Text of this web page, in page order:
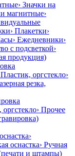
› Значки на
магнитные›
› Плакетки›
› Ежедневники›
с подсветкой›
продукция)
Пластик, оргстекло›
резка,
оргстекло› Прочее
›
оснастка› Ручная
и штампы)